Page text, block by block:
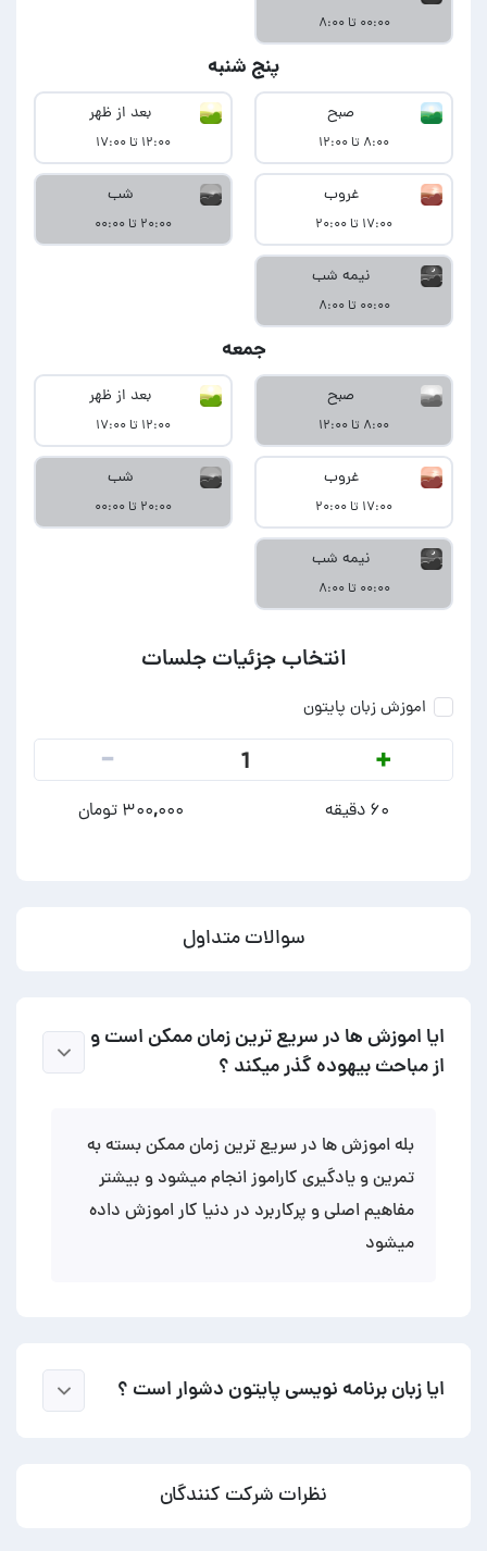
۰۰:۰۰ تا ۸:۰۰
پنج شنبه
صبح
۸:۰۰ تا ۱۲:۰۰
بعد از ظهر
۱۲:۰۰ تا ۱۷:۰۰
غروب
۱۷:۰۰ تا ۲۰:۰۰
شب
۲۰:۰۰ تا ۰۰:۰۰
نیمه شب
۰۰:۰۰ تا ۸:۰۰
جمعه
صبح
۸:۰۰ تا ۱۲:۰۰
بعد از ظهر
۱۲:۰۰ تا ۱۷:۰۰
غروب
۱۷:۰۰ تا ۲۰:۰۰
شب
۲۰:۰۰ تا ۰۰:۰۰
نیمه شب
۰۰:۰۰ تا ۸:۰۰
انتخاب جزئیات جلسات
اموزش زبان پایتون
+
1
-
۶۰ دقیقه ۳۰۰,۰۰۰ تومان
سوالات متداول
ایا اموزش ها در سریع ترین زمان ممکن است و
از مباحث بیهوده گذر میکند ؟
بله اموزش ها در سریع ترین زمان ممکن بسته به
تمرین و یادگیری کاراموز انجام میشود و بیشتر
مفاهیم اصلی و پرکاربرد در دنیا کار اموزش داده
میشود
ایا زبان برنامه نویسی پایتون دشوار است ؟
نظرات شرکت کنندگان